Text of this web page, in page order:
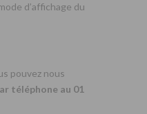
d’affichage du
pouvez nous
téléphone au 01